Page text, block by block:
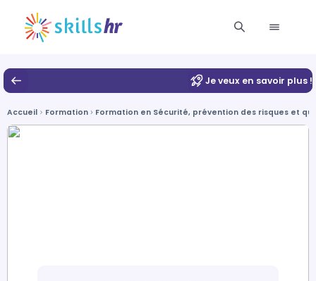
Je veux en savoir plus !
Accueil Formation Formation en Sécurité, prévention des risques et